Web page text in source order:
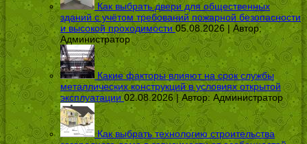
Как выбрать двери для общественных
зданий с учётом требований пожарной безопасности
и высокой проходимости 05.08.2026 | Автор:
Администратор
Какие факторы влияют на срок службы
металлических конструкций в условиях открытой
эксплуатации 02.08.2026 | Автор: Администратор
Как выбрать технологию строительства